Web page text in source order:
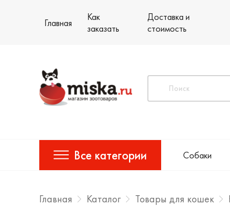
Главная
Как
заказать
Доставка и
стоимость
Все категории Собаки
Главная Каталог Товары для кошек